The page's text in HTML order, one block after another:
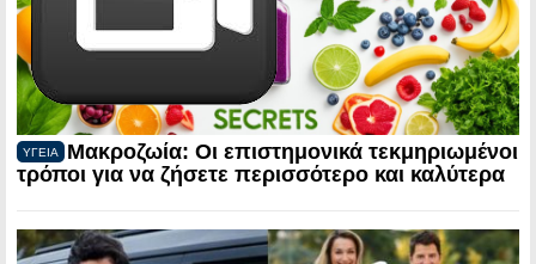
ΥΓΕΙΑ
Μακροζωία: Οι επιστημονικά τεκμηριωμένοι
τρόποι για να ζήσετε περισσότερο και καλύτερα